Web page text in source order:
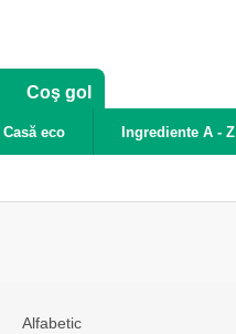
COŞ
CUMPĂRĂTURI
Coş gol
Casă eco Ingrediente A - Z
Alfabetic